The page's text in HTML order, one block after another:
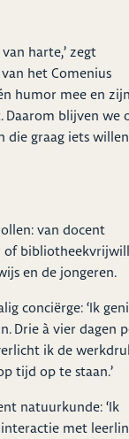
harte,’ zegt
het Comenius
humor mee en
blijven we
die graag iets willen
van docent
en de jongeren.
conciërge: ‘Ik
Drie à vier dagen
ik de
tijd op te staan.’
natuurkunde: ‘Ik
met